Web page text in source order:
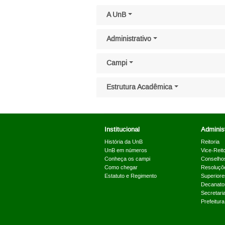
A UnB
Administrativo
Campi
Estrutura Acadêmica
Institucional
História da UnB
UnB em números
Conheça os campi
Como chegar
Estatuto e Regimento
Reitoria
Vice-